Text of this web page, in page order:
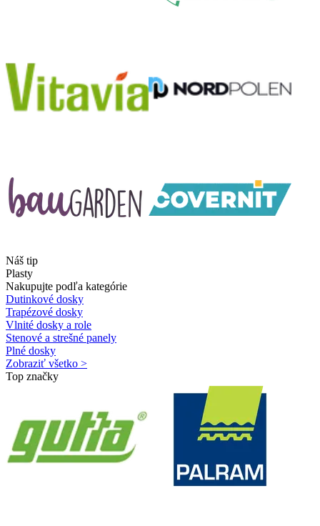
Náš tip
Plasty
Nakupujte podľa kategórie
Dutinkové dosky
Trapézové dosky
Vlnité dosky a role
Stenové a strešné panely
Plné dosky
Zobraziť všetko >
Top značky